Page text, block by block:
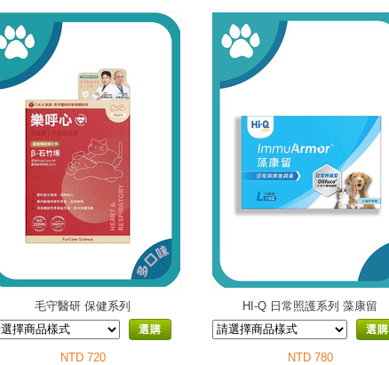
毛守醫研 保健系列
選購
NTD 720
HI-Q 日常照護系列 藻康留
選購
NTD 780